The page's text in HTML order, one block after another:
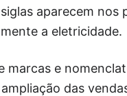
aparecem nos
a eletricidade.
marcas e
das